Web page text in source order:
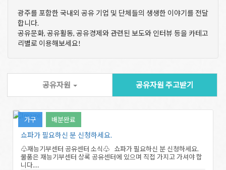
광주를 포함한 국내외 공유 기업 및 단체들의 생생한 이야기를 전달
합니다.
공유문화, 공유활동, 공유경제와 관련된 보도와 인터뷰 등을 카테고
리별로 이용해보세요!
공유자원 공유자원 주고받기
가구 배분완료
쇼파가 필요하신 분 신청하세요.
♧재능기부센터 공유센터 소식♧ 쇼파가 필요하신 분 신청하세요.
물품은 재능기부센터 상록 공유센터에 있으며 직접 가지고 가셔야 합
니다.…